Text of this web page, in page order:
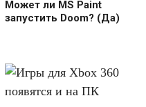
Может ли MS Paint
запустить Doom? (Да)